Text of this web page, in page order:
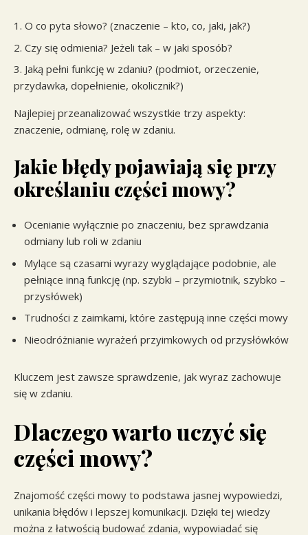
O co pyta słowo? (znaczenie – kto, co, jaki, jak?)
Czy się odmienia? Jeżeli tak – w jaki sposób?
Jaką pełni funkcję w zdaniu? (podmiot, orzeczenie,
przydawka, dopełnienie, okolicznik?)
Najlepiej przeanalizować wszystkie trzy aspekty:
znaczenie, odmianę, rolę w zdaniu.
Jakie błędy pojawiają się przy
określaniu części mowy?
Ocenianie wyłącznie po znaczeniu, bez sprawdzania
odmiany lub roli w zdaniu
Mylące są czasami wyrazy wyglądające podobnie, ale
pełniące inną funkcję (np. szybki – przymiotnik, szybko –
przysłówek)
Trudności z zaimkami, które zastępują inne części mowy
Nieodróżnianie wyrażeń przyimkowych od przysłówków
Kluczem jest zawsze sprawdzenie, jak wyraz zachowuje
się w zdaniu.
Dlaczego warto uczyć się
części mowy?
Znajomość części mowy to podstawa jasnej wypowiedzi,
unikania błędów i lepszej komunikacji. Dzięki tej wiedzy
można z łatwością budować zdania, wypowiadać się